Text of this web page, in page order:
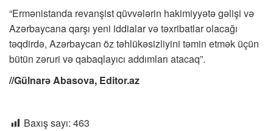
“Ermənistanda revanşist qüvvələrin hakimiyyətə gəlişi və
Azərbaycana qarşı yeni iddialar və təxribatlar olacağı
təqdirdə, Azərbaycan öz təhlükəsizliyini təmin etmək üçün
bütün zəruri və qabaqlayıcı addımları atacaq”.
//Gülnarə Abasova, Editor.az
Baxış sayı: 463